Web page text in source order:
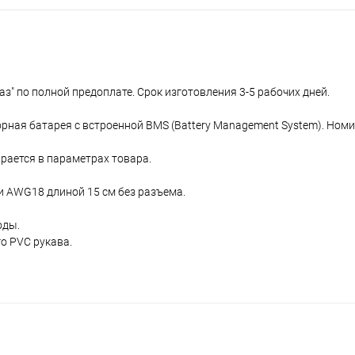
по полной предоплате. Срок изготовления 3-5 рабочих дней.
батарея с встроенной BMS (Battery Management System).
в параметрах товара.
длиной 15 см без разъема.
PVC рукава.